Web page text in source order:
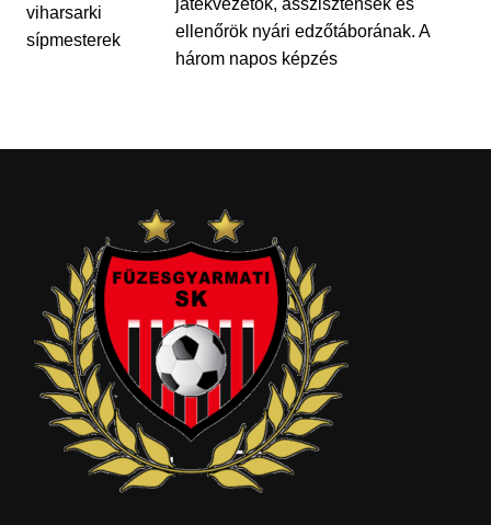
játékvezetők, asszisztensek és
ellenőrök nyári edzőtáborának. A
három napos képzés